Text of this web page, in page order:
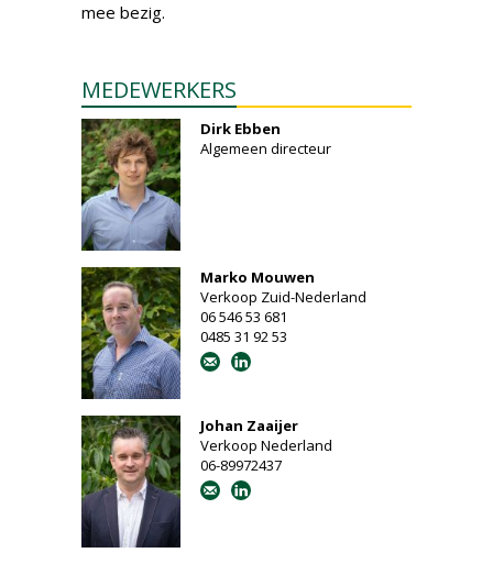
mee bezig.
MEDEWERKERS
Dirk Ebben
Algemeen directeur
Marko Mouwen
Verkoop Zuid-Nederland
06 546 53 681
0485 31 92 53
Johan Zaaijer
Verkoop Nederland
06-89972437